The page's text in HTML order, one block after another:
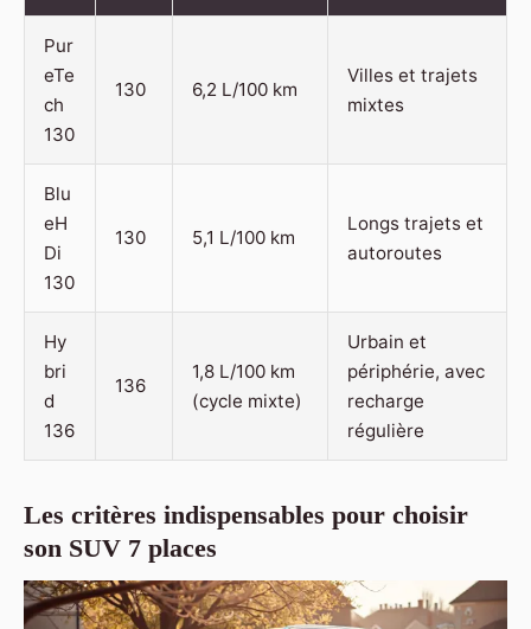
Pur
eTe
ch
130
130 6,2 L/100 km
Villes et trajets
mixtes
Blu
eH
Di
130
130 5,1 L/100 km
Longs trajets et
autoroutes
Hy
bri
d
136
136
1,8 L/100 km
(cycle mixte)
Urbain et
périphérie, avec
recharge
régulière
Les critères indispensables pour choisir
son SUV 7 places